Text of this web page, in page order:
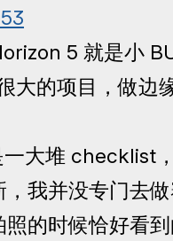
5 就是小
大的项目，做边
一大堆 checklist
我并没专门去
的时候恰好看